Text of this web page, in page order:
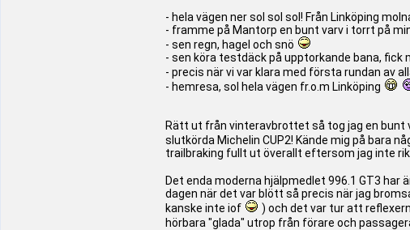
- hela vägen ner sol sol sol! Från Linköping
- framme på Mantorp en bunt varv i torrt på
- sen regn, hagel och snö
- sen köra testdäck på upptorkande bana, fick
- precis när vi var klara med första rundan av
- hemresa, sol hela vägen fr.o.m Linköping
Rätt ut från vinteravbrottet så tog jag en bunt
slutkörda Michelin CUP2! Kände mig på bara
trailbraking fullt ut överallt eftersom jag inte
Det enda moderna hjälpmedlet 996.1 GT3 har
dagen när det var blött så precis när jag
kanske inte iof
) och det var tur att
hörbara "glada" utrop från förare och